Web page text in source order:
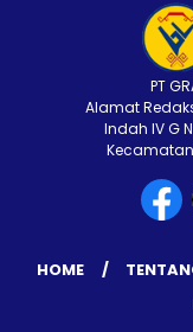
PT
Alamat
Indah IV G
HOME